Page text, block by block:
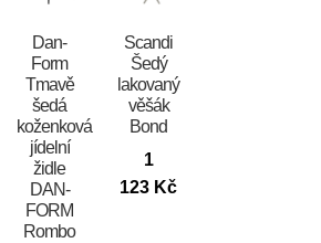
​​​​​Dan-
Form
Tmavě
šedá
koženková
jídelní
židle
DAN-
FORM
Rombo
Scandi
Šedý
lakovaný
věšák
Bond
1
123 Kč